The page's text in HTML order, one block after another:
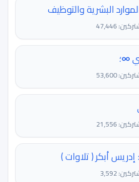
البشرية والتوظيف
47,446
∞؛
53,600
21,556
إدريس أبكر ( تلاوات )
3,592